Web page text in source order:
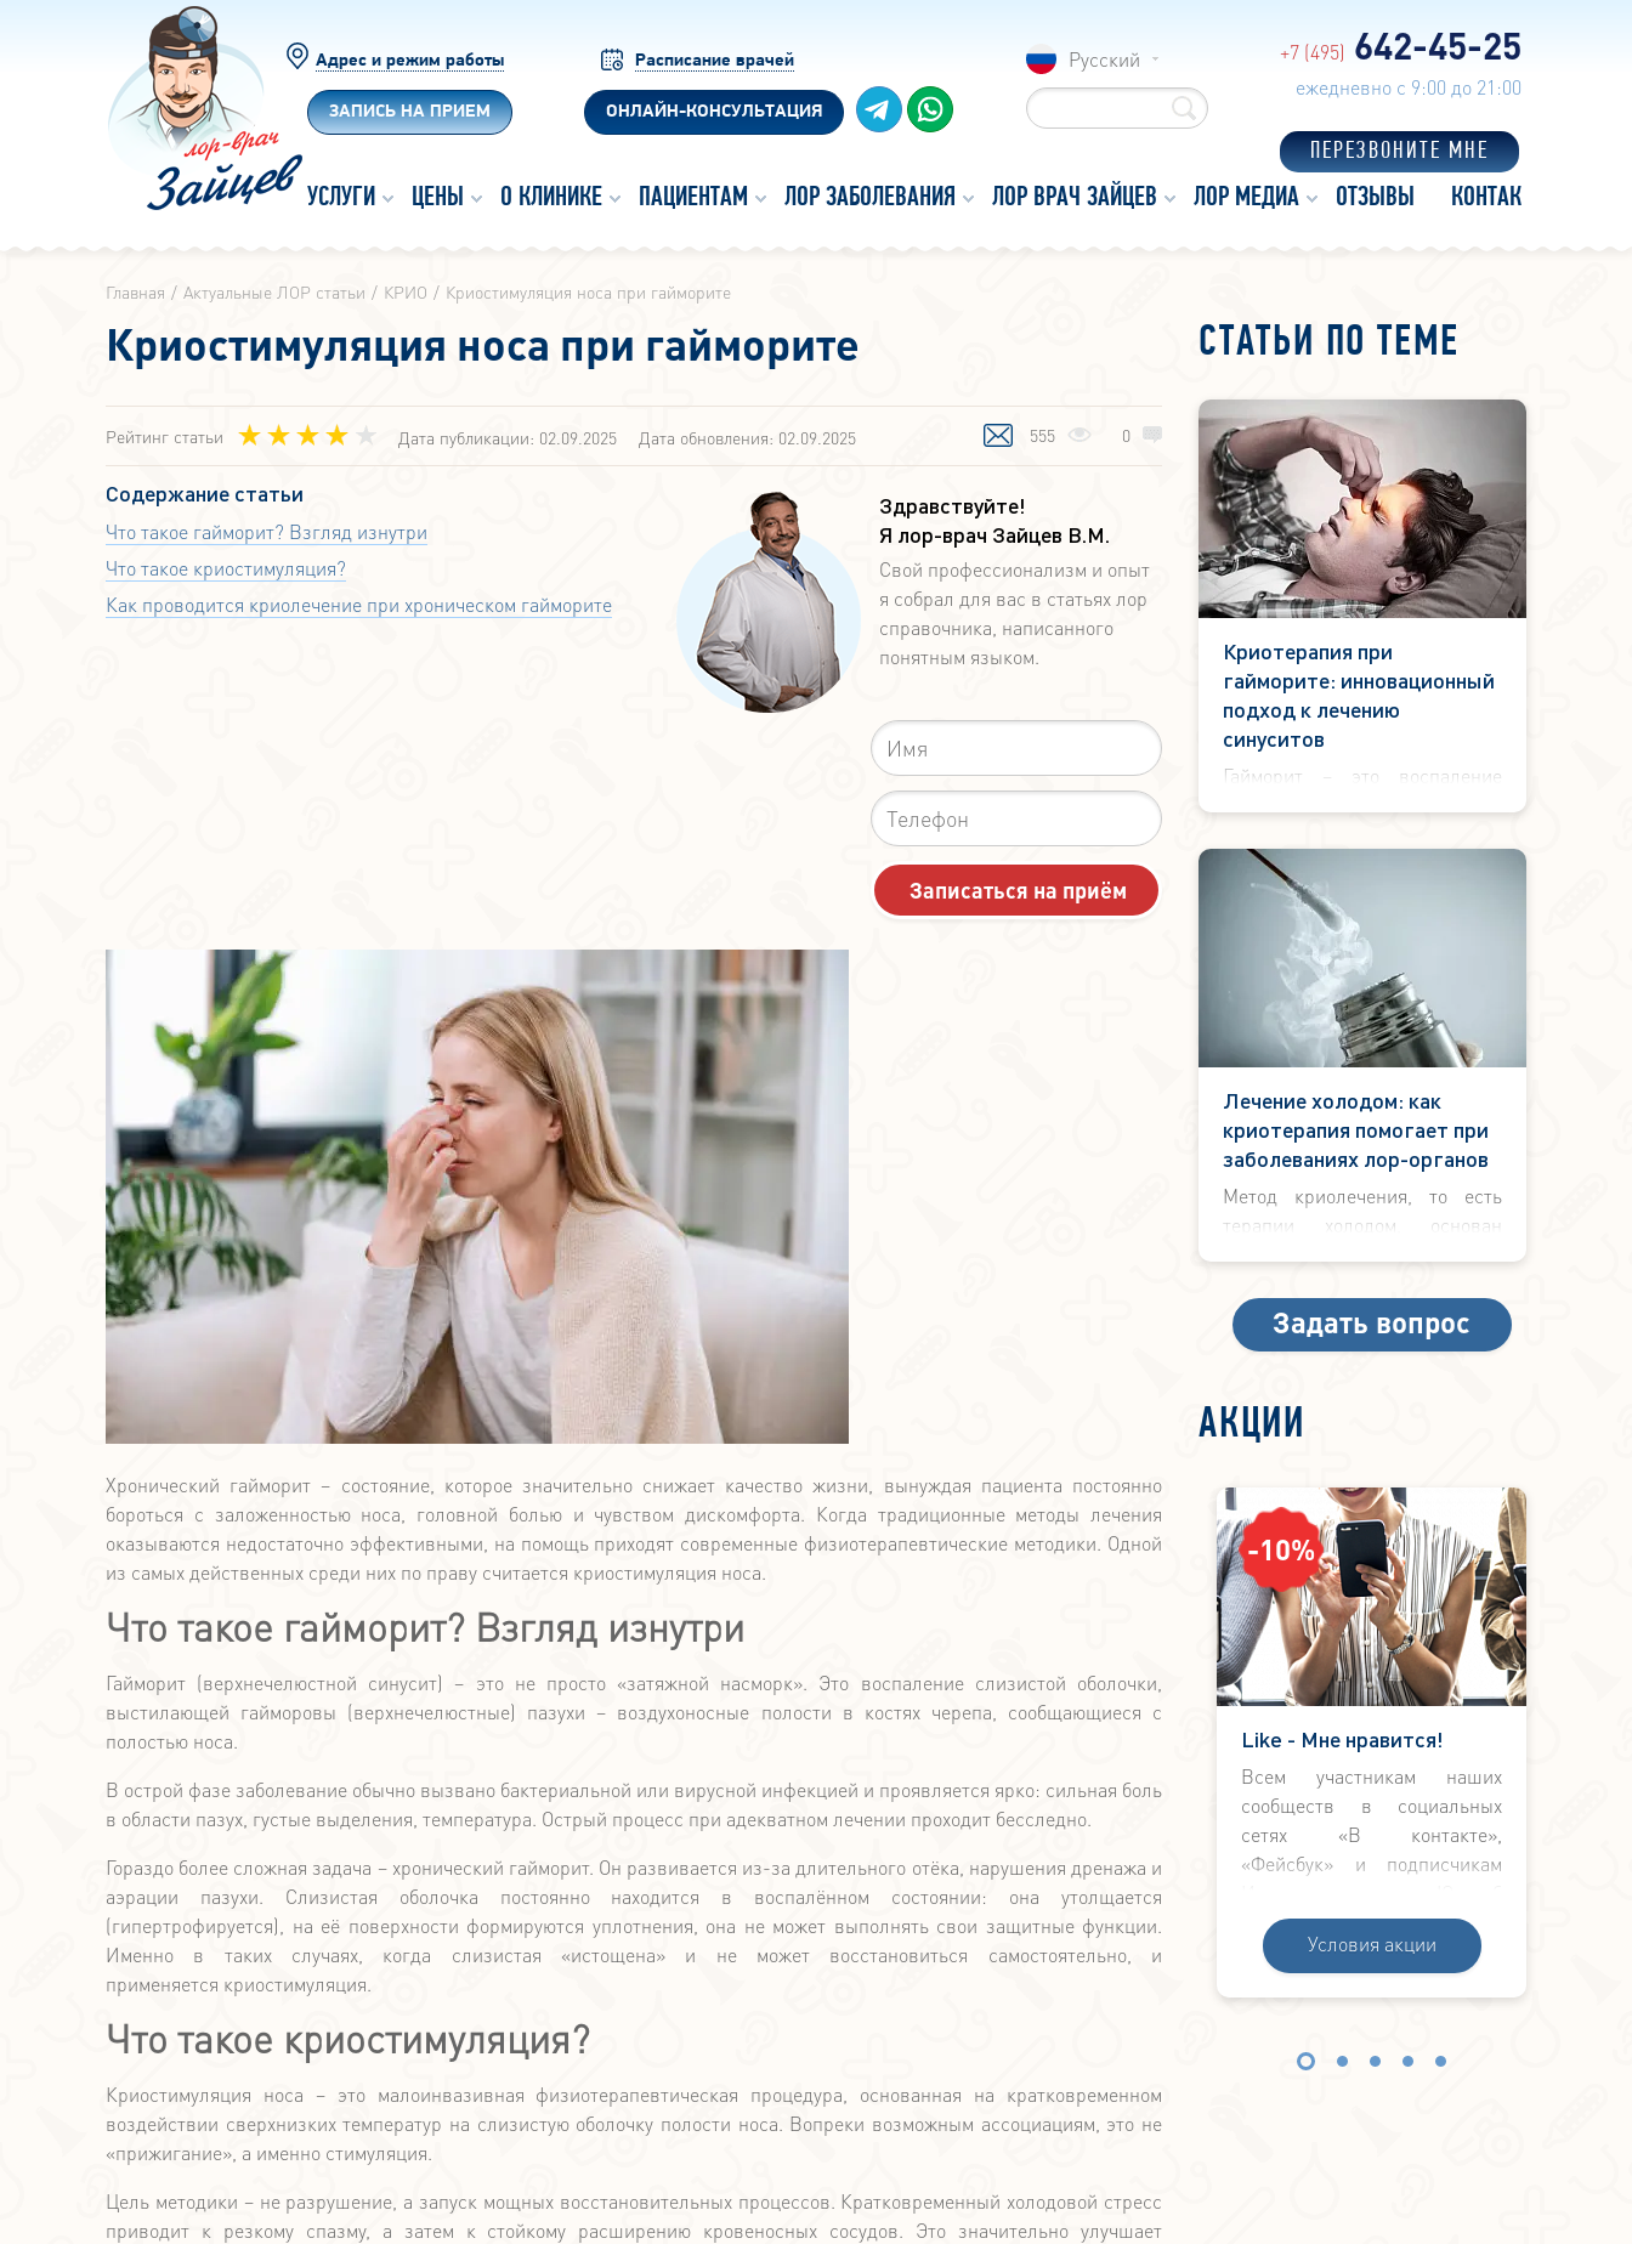
Адрес и режим работы
ЗАПИСЬ НА ПРИЕМ
Расписание врачей
ОНЛАЙН-КОНСУЛЬТАЦИЯ
Русский +7 (495) 642-45-25
ежедневно с 9:00 до 21:00
ПЕРЕЗВОНИТЕ МНЕ
УСЛУГИ ЦЕНЫ О КЛИНИКЕ ПАЦИЕНТАМ ЛОР ЗАБОЛЕВАНИЯ ЛОР ВРАЧ ЗАЙЦЕВ ЛОР МЕДИА ОТЗЫВЫ КОНТАКТЫ
Главная Актуальные ЛОР статьи КРИО Криостимуляция носа при гайморите
Криостимуляция носа при гайморите
Рейтинг статьи Дата публикации: 02.09.2025 Дата обновления: 02.09.2025 555 0
Содержание статьи
Что такое гайморит? Взгляд изнутри
Что такое криостимуляция?
Как проводится криолечение при хроническом гайморите
Здравствуйте!
Я лор-врач Зайцев В.М.
Свой профессионализм и опыт
я собрал для вас в статьях лор
справочника, написанного
понятным языком.
Хронический гайморит – состояние, которое значительно снижает качество жизни, вынуждая пациента постоянно
бороться с заложенностью носа, головной болью и чувством дискомфорта. Когда традиционные методы лечения
оказываются недостаточно эффективными, на помощь приходят современные физиотерапевтические методики. Одной
из самых действенных среди них по праву считается криостимуляция носа.
Что такое гайморит? Взгляд изнутри
Гайморит (верхнечелюстной синусит) – это не просто «затяжной насморк». Это воспаление слизистой оболочки,
выстилающей гайморовы (верхнечелюстные) пазухи – воздухоносные полости в костях черепа, сообщающиеся с
полостью носа.
В острой фазе заболевание обычно вызвано бактериальной или вирусной инфекцией и проявляется ярко: сильная боль
в области пазух, густые выделения, температура. Острый процесс при адекватном лечении проходит бесследно.
Гораздо более сложная задача – хронический гайморит. Он развивается из-за длительного отёка, нарушения дренажа и
аэрации пазухи. Слизистая оболочка постоянно находится в воспалённом состоянии: она утолщается
(гипертрофируется), на её поверхности формируются уплотнения, она не может выполнять свои защитные функции.
Именно в таких случаях, когда слизистая «истощена» и не может восстановиться самостоятельно, и
применяется криостимуляция.
Что такое криостимуляция?
Криостимуляция носа – это малоинвазивная физиотерапевтическая процедура, основанная на кратковременном
воздействии сверхнизких температур на слизистую оболочку полости носа. Вопреки возможным ассоциациям, это не
«прижигание», а именно стимуляция.
Цель методики – не разрушение, а запуск мощных восстановительных процессов. Кратковременный холодовой стресс
приводит к резкому спазму, а затем к стойкому расширению кровеносных сосудов. Это значительно улучшает
СТАТЬИ ПО ТЕМЕ
Криотерапия при
гайморите: инновационный
подход к лечению
синуситов
Гайморит – это воспаление
пазух. Заболевание может
протекать в острой или
хронической форме.
Лечение холодом: как
криотерапия помогает при
заболеваниях лор-органов
Метод криолечения, то есть
терапии холодом, основан
Задать вопрос
АКЦИИ
-10%
клинику в дни студенческих
каникул, получают скидку
10% на первичный прием
лор-врача. Для участия в
акции просто предъявите
свой студенческий билет
10%.
Условия акции
-10%
Like - Мне нравится!
Всем участникам наших
сообществ в социальных
сетях «В контакте»,
«Фейсбук» и подписчикам
канала» мы дарим
дополнительную скидку к
основному лечению 10% на
Условия акции